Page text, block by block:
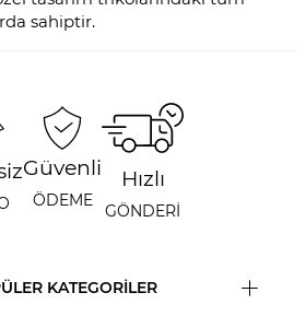
sahiptir.
Güvenli
ÖDEME
Hızlı
GÖNDERİ
KATEGORİLER